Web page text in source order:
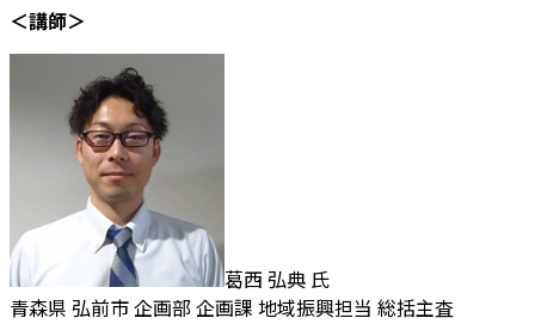
＜講師＞
葛西 弘典 氏
青森県 弘前市 企画部 企画課 地域振興担当 総括主査